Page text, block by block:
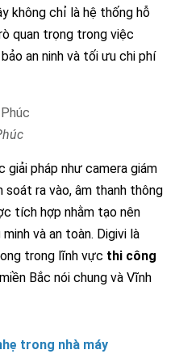
không chỉ là hệ thống hỗ
quan trọng trong việc
an ninh và tối ưu chi phí
giải pháp như camera giám
soát ra vào, âm thanh thông
tích hợp nhằm tạo nên
và an toàn. Digivi là
trong lĩnh vực thi công
Bắc nói chung và Vĩnh
trong nhà máy